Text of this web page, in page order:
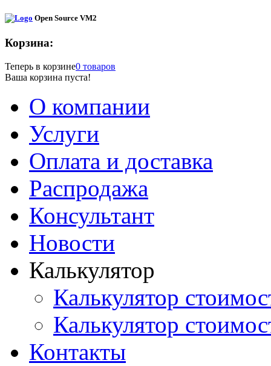
Open Source VM2
Корзина:
Теперь в корзине0 товаров
Ваша корзина пуста!
О компании
Услуги
Оплата и доставка
Распродажа
Консультант
Новости
Калькулятор
Калькулятор
Калькулятор
Контакты